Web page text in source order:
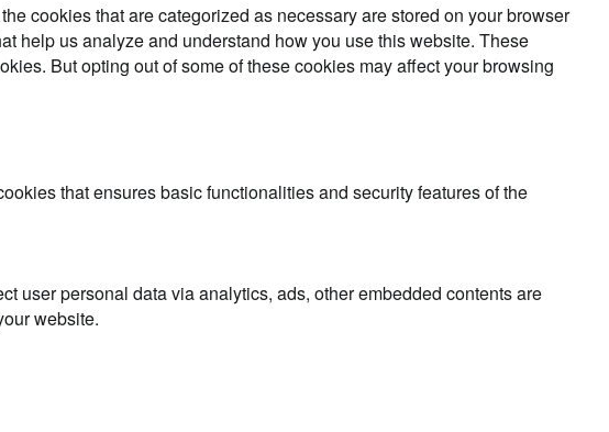
cookies that are categorized as necessary are stored on your browser
help us analyze and understand how you use this website. These
But opting out of some of these cookies may affect your browsing
that ensures basic functionalities and security features of the
user personal data via analytics, ads, other embedded contents are
website.